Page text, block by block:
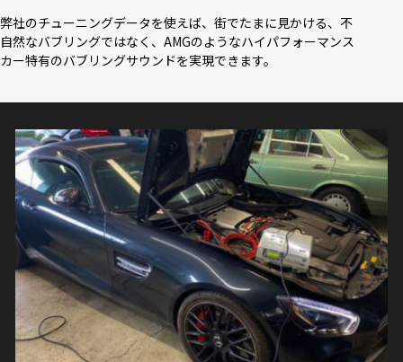
弊社のチューニングデータを使えば、街でたまに見かける、不
自然なバブリングではなく、AMGのようなハイパフォーマンス
カー特有のバブリングサウンドを実現できます。